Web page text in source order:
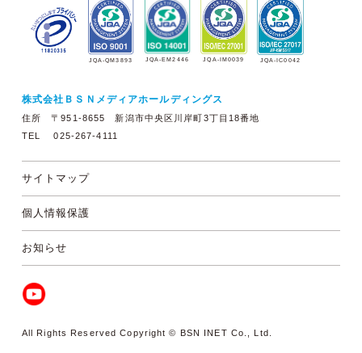
JQA-QM3893 JQA-EM2446 JQA-IM0039 JQA-IC0042
株式会社ＢＳＮメディアホールディングス
住所 〒951-8655 新潟市中央区川岸町3丁目18番地
TEL 025-267-4111
サイトマップ
個人情報保護
お知らせ
All Rights Reserved Copyright © BSN INET Co., Ltd.